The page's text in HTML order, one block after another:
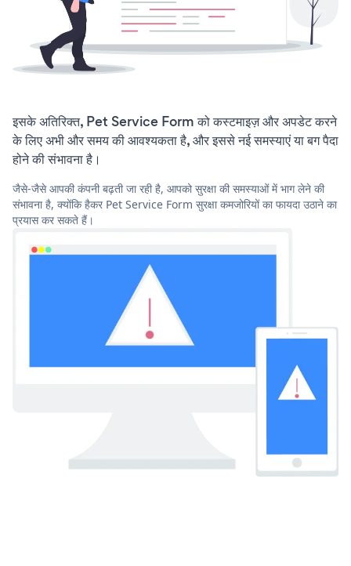
इसके अतिरिक्त, Pet Service Form को कस्टमाइज़ और अपडेट करने
के लिए अभी और समय की आवश्यकता है, और इससे नई समस्याएं या बग पैदा
होने की संभावना है।
जैसे-जैसे आपकी कंपनी बढ़ती जा रही है, आपको सुरक्षा की समस्याओं में भाग लेने की
संभावना है, क्योंकि हैकर Pet Service Form सुरक्षा कमजोरियों का फायदा उठाने का
प्रयास कर सकते हैं।